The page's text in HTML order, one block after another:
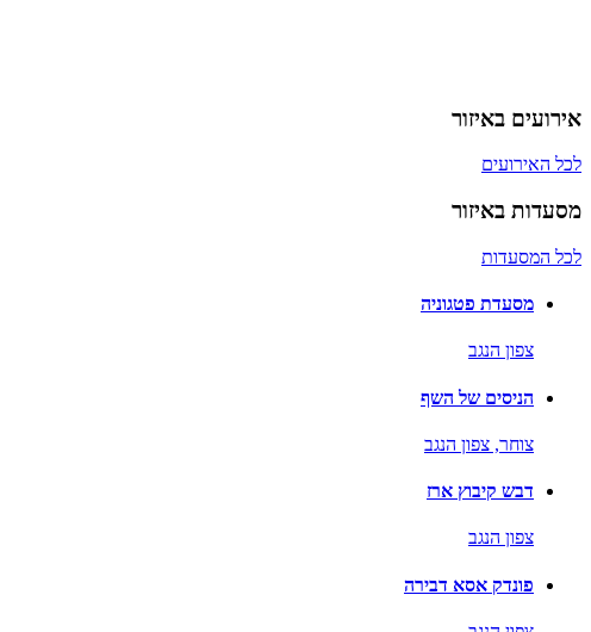
אירועים באיזור
לכל האירועים
מסעדות באיזור
לכל המסעדות
מסעדת פטגוניה
צפון הנגב
הניסים של השף
צוחר, צפון הנגב
דבש קיבוץ ארז
צפון הנגב
פונדק אסא דבירה